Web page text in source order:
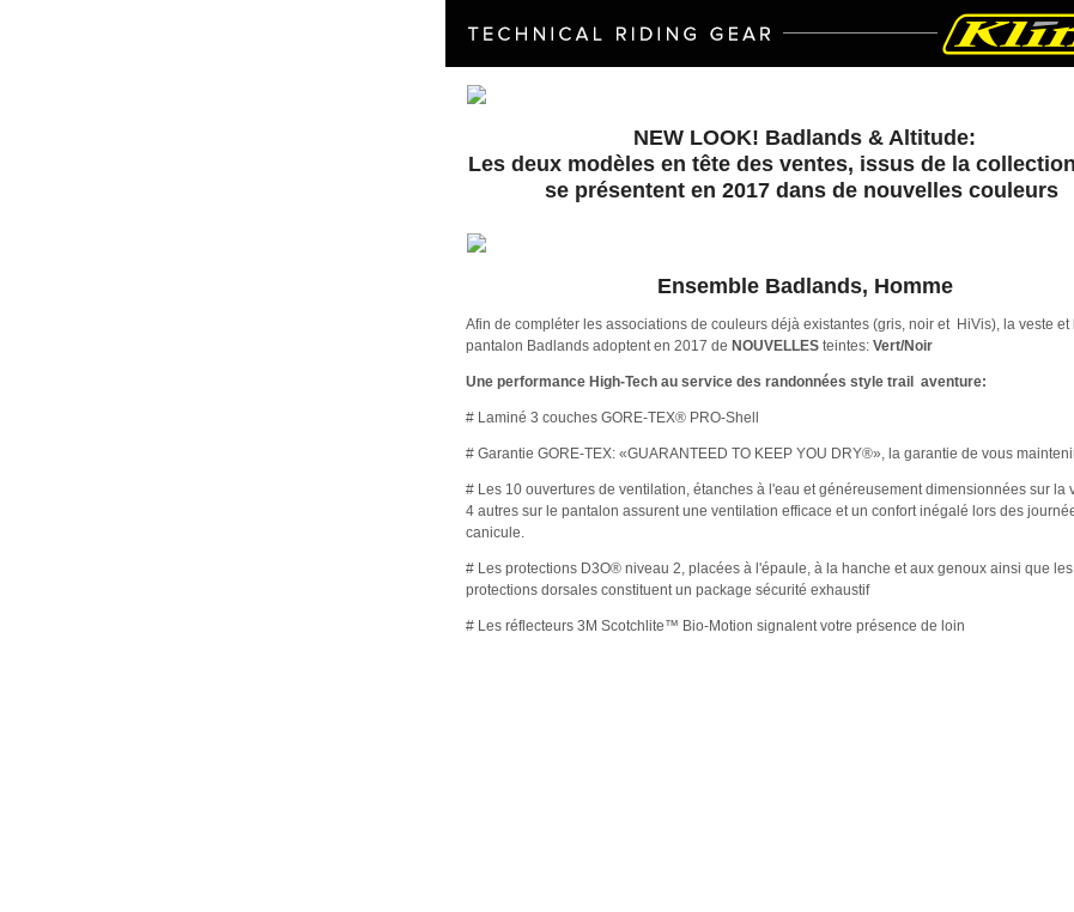
NEW LOOK! Badlands & Altitude:
Les deux modèles en tête des ventes, issus de la
se présentent en 2017 dans de nouvelles couleurs
Ensemble Badlands, Homme
Afin de compléter les associations de couleurs déjà existantes (gris, noir et HiVis), la veste et
pantalon Badlands adoptent en 2017 de NOUVELLES teintes: Vert/Noir
Une performance High-Tech au service des randonnées style trail aventure:
# Laminé 3 couches GORE-TEX® PRO-Shell
# Garantie GORE-TEX: «GUARANTEED TO KEEP YOU DRY®», la garantie de vous
# Les 10 ouvertures de ventilation, étanches à l'eau et généreusement dimensionnées sur la
4 autres sur le pantalon assurent une ventilation efficace et un confort inégalé lors des
canicule.
# Les protections D3O® niveau 2, placées à l'épaule, à la hanche et aux genoux ainsi que
protections dorsales constituent un package sécurité exhaustif
# Les réflecteurs 3M Scotchlite™ Bio-Motion signalent votre présence de loin